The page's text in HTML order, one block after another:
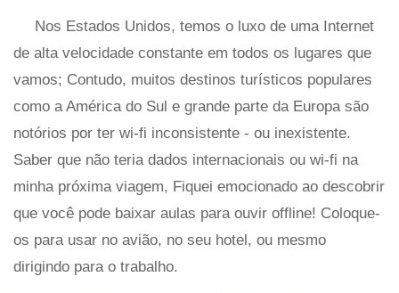
Nos Estados Unidos, temos o luxo de uma Internet
de alta velocidade constante em todos os lugares que
vamos; Contudo, muitos destinos turísticos populares
como a América do Sul e grande parte da Europa são
notórios por ter wi-fi inconsistente - ou inexistente.
Saber que não teria dados internacionais ou wi-fi na
minha próxima viagem, Fiquei emocionado ao descobrir
que você pode baixar aulas para ouvir offline! Coloque-
os para usar no avião, no seu hotel, ou mesmo
dirigindo para o trabalho.